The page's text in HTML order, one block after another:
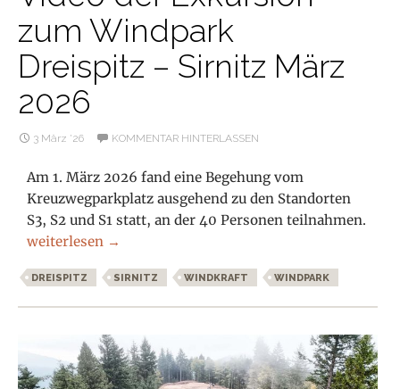
zum Windpark
Dreispitz – Sirnitz März
2026
3 März ’26 KOMMENTAR HINTERLASSEN
Am 1. März 2026 fand eine Begehung vom
Kreuzwegparkplatz ausgehend zu den Standorten
S3, S2 und S1 statt, an der 40 Personen teilnahmen.
Video der Exkursion zum Windpark Dreispitz – Sirnitz
weiterlesen →
DREISPITZ SIRNITZ WINDKRAFT WINDPARK